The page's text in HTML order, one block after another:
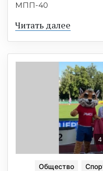
МПП-40
Читать далее
4
Общество